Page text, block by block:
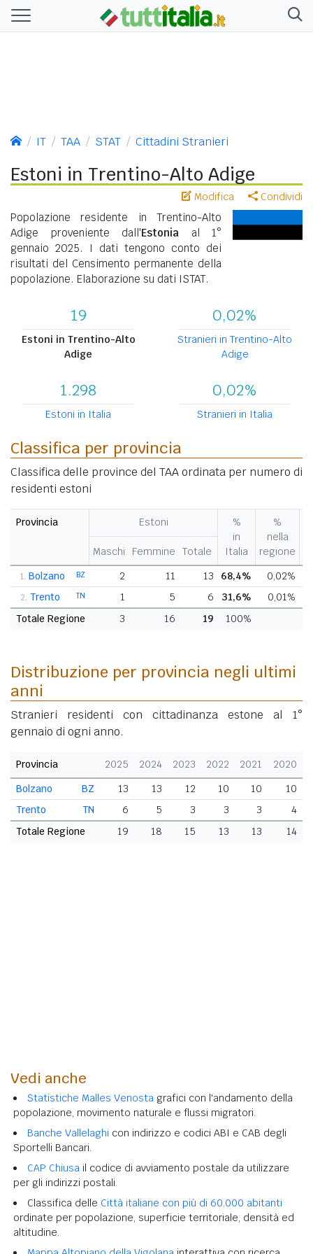
IT TAA STAT Cittadini Stranieri
Estoni in Trentino-Alto Adige
Modifica Condividi
Popolazione residente in Trentino-Alto
Adige proveniente dall'Estonia al 1°
gennaio 2025. I dati tengono conto dei
risultati del Censimento permanente della
popolazione. Elaborazione su dati ISTAT.
19
Estoni in Trentino-Alto
Adige
0,02%
Stranieri in Trentino-Alto
Adige
1.298
Estoni in Italia
0,02%
Stranieri in Italia
Classifica per provincia
Classifica delle province del TAA ordinata per numero di
residenti estoni
Provincia Estoni
%
in
Italia
%
nella
regione
Maschi Femmine Totale
1. BZ
Bolzano 2 11 13 68,4% 0,02%
2. TN
Trento 1 5 6 31,6% 0,01%
Totale Regione
3 16 19 100%
Distribuzione per provincia negli ultimi
anni
Stranieri residenti con cittadinanza estone al 1°
gennaio di ogni anno.
Provincia 2025 2024 2023 2022 2021
2020
BZ
Bolzano 13 13 12 10 10
10
TN
Trento 6 5 3 3 3
4
Totale Regione
19 18 15 13 13 14
Vedi anche
Statistiche Malles Venosta grafici con l'andamento della
popolazione, movimento naturale e flussi migratori.
Banche Vallelaghi con indirizzo e codici ABI e CAB degli
Sportelli Bancari.
CAP Chiusa il codice di avviamento postale da utilizzare
per gli indirizzi postali.
Classifica delle Città italiane con più di 60.000 abitanti
ordinate per popolazione, superficie territoriale, densità ed
altitudine.